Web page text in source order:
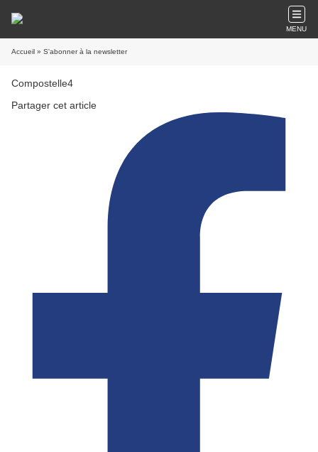
MENU
Accueil » S'abonner à la newsletter
Compostelle4
Partager cet article